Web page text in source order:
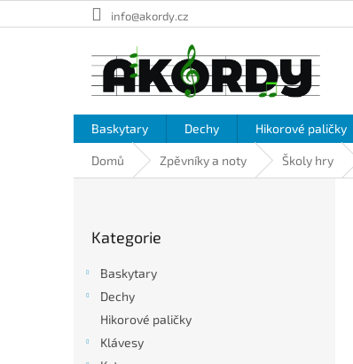
na
info@akordy.cz
Baskytary Dechy Hikorové paličky
Domů Zpěvníky a noty Školy hry
kategorie
Kategorie
Baskytary
Dechy
Hikorové paličky
Klávesy